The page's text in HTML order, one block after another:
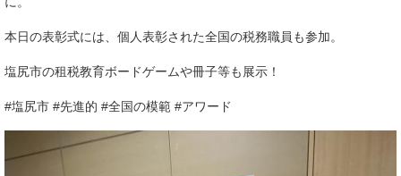
本日の表彰式には、個人表彰された全国の税務職員も参加。
塩尻市の租税教育ボードゲームや冊子等も展示！
#塩尻市 #先進的 #全国の模範 #アワード